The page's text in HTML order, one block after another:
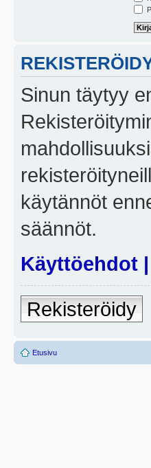
Sinun täytyy
käytännöt
säännöt.
Käyttöehdot |
Rekisteröidy
Etusivu